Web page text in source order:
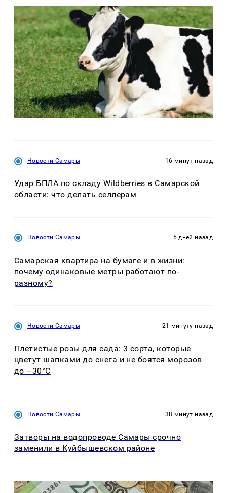
Новости Самары 16 минут назад
Удар БПЛА по складу Wildberries в Самарской
области: что делать селлерам
Новости Самары 5 дней назад
Самарская квартира на бумаге и в жизни:
почему одинаковые метры работают по-
разному?
Новости Самары 21 минуту назад
Плетистые розы для сада: 3 сорта, которые
цветут шапками до снега и не боятся морозов
до –30°C
Новости Самары 38 минут назад
Затворы на водопроводе Самары срочно
заменили в Куйбышевском районе